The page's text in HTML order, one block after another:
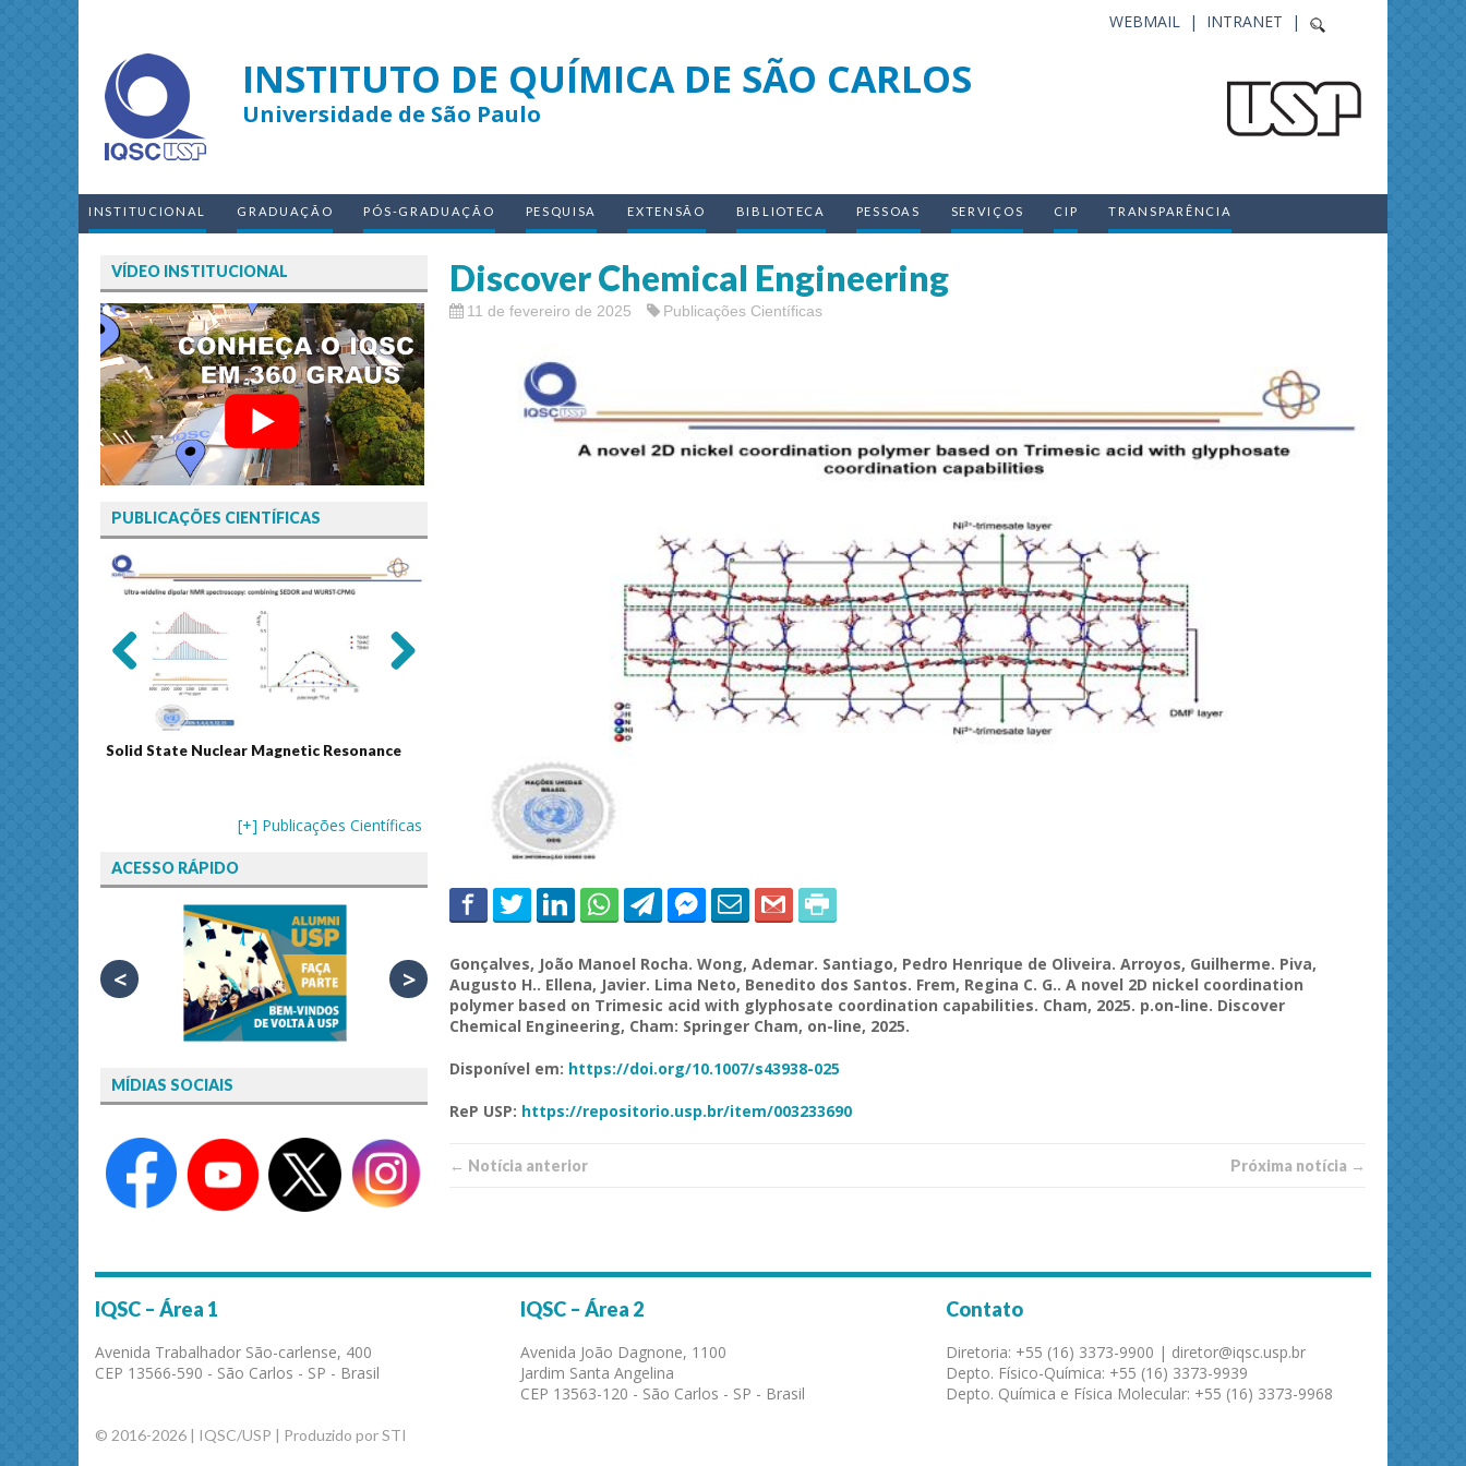
INTRANET |
WEBMAIL |
INSTITUTO DE QUÍMICA DE SÃO CARLOS
Universidade de São Paulo
INSTITUCIONAL GRADUAÇÃO PÓS-GRADUAÇÃO PESQUISA EXTENSÃO BIBLIOTECA PESSOAS SERVIÇOS CIP TRANSPARÊNCIA
Discover Chemical Engineering
11 de fevereiro de 2025 Publicações Científicas
Gonçalves, João Manoel Rocha. Wong, Ademar. Santiago, Pedro Henrique de Oliveira. Arroyos, Guilherme. Piva,
Augusto H.. Ellena, Javier. Lima Neto, Benedito dos Santos. Frem, Regina C. G.. A novel 2D nickel coordination
polymer based on Trimesic acid with glyphosate coordination capabilities. Cham, 2025. p.on-line. Discover
Chemical Engineering, Cham: Springer Cham, on-line, 2025.
Disponível em: https://doi.org/10.1007/s43938-025
ReP USP: https://repositorio.usp.br/item/003233690
← Notí­cia anterior Próxima notí­­cia →
VÍDEO INSTITUCIONAL
PUBLICAÇÕES CIENTÍFICAS
Solid State Nuclear Magnetic Resonance
[+] Publicações Científicas
ACESSO RÁPIDO
< >
MÍDIAS SOCIAIS
IQSC – Área 1
Avenida Trabalhador São-carlense, 400
CEP 13566-590 - São Carlos - SP - Brasil
IQSC – Área 2
Avenida João Dagnone, 1100
Jardim Santa Angelina
CEP 13563-120 - São Carlos - SP - Brasil
Contato
Diretoria: +55 (16) 3373-9900 | diretor@iqsc.usp.br
Depto. Físico-Química: +55 (16) 3373-9939
Depto. Química e Física Molecular: +55 (16) 3373-9968
© 2016-2026 | IQSC/USP | Produzido por STI